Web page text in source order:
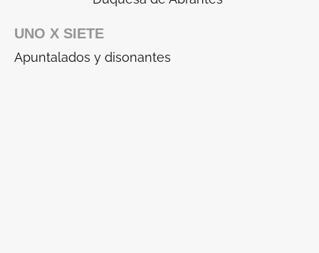
UNO X SIETE
Apuntalados y disonantes